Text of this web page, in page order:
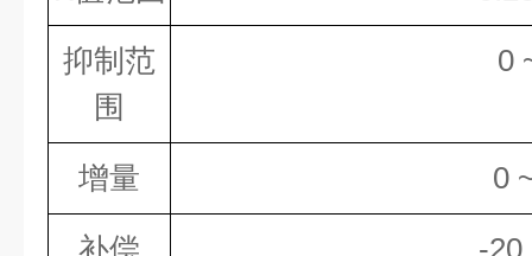
抑制范
围
0
增量
0
补偿
-20